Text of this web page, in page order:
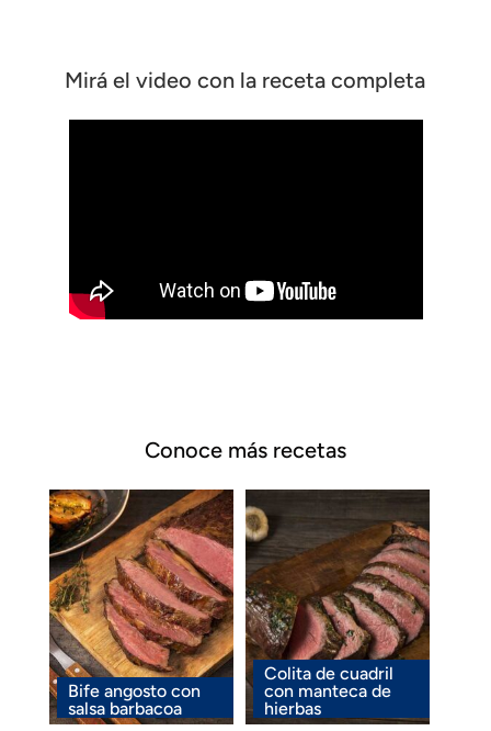
Mirá el video con la receta completa
Conoce más recetas
Bife angosto con
salsa barbacoa
Colita de cuadril
con manteca de
hierbas